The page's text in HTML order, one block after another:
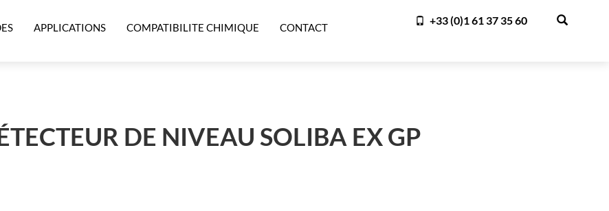
APPLICATIONS COMPATIBILITE CHIMIQUE CONTACT
+33 (0)1 61 37 35 60
DE NIVEAU SOLIBA EX GP